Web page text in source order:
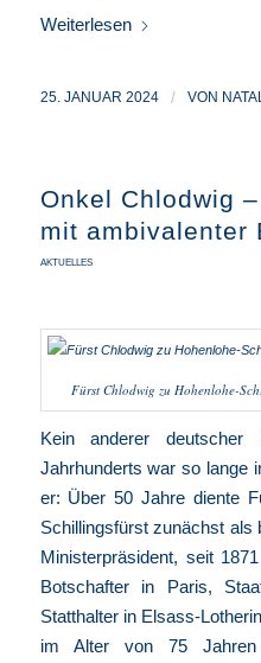
Weiterlesen
25. JANUAR 2024 / VON
Onkel Chlodwig
mit ambivalenter
AKTUELLES
Fürst Chlodwig zu Hohenlohe-
Kein anderer
Jahrhunderts war so lange
er: Über 50 Jahre diente
Schillingsfürst zunächst als
Ministerpräsident, seit
Botschafter in Paris,
Statthalter in Elsass-
im Alter von 75